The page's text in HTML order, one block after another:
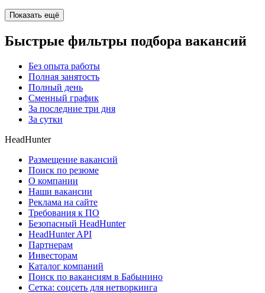
Показать ещё
Быстрые фильтры подбора вакансий
Без опыта работы
Полная занятость
Полный день
Сменный график
За последние три дня
За сутки
HeadHunter
Размещение вакансий
Поиск по резюме
О компании
Наши вакансии
Реклама на сайте
Требования к ПО
Безопасный HeadHunter
HeadHunter API
Партнерам
Инвесторам
Каталог компаний
Поиск по вакансиям в Бабынино
Сетка: соцсеть для нетворкинга